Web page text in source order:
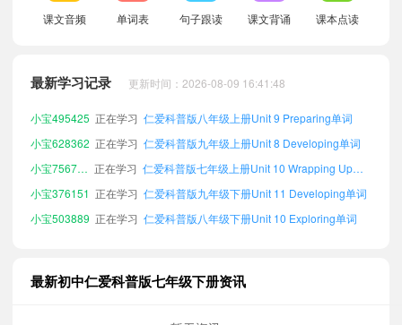
课文音频 单词表 句子跟读 课文背诵 课本点读
最新学习记录 更新时间：2026-08-09 16:41:48
小宝752871
正在学习 仁爱科普版九年级上册Unit 8 Exploring单词
小宝911583 正在学习 仁爱科普版八年级上册Unit 7 Exploring单词
小宝495425 正在学习 仁爱科普版八年级上册Unit 9 Preparing单词
小宝628362 正在学习 仁爱科普版九年级上册Unit 8 Developing单词
小宝756752 正在学习
仁爱科普版七年级上册Unit 10 Wrapping Up单词
小宝376151 正在学习 仁爱科普版九年级下册Unit 11 Developing单词
小宝503889 正在学习 仁爱科普版八年级下册Unit 10 Exploring单词
小宝740648
正在学习 仁爱科普版九年级下册Unit 7 Exploring单词
最新初中仁爱科普版七年级下册资讯